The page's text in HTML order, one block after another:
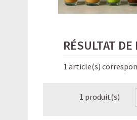
RÉSULTAT
1 article(s)
1 produit(s)